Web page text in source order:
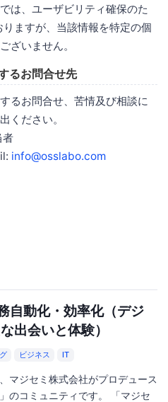
は、ユーザビリティ確保のた
ますが、当該情報を特定の個
ざいません。
るお問合せ先
るお問合せ、苦情及び相談に
ください。
者
info@osslabo.com
自動化・効率化（デジ
出会いと体験）
ビジネス IT
マジセミ株式会社がプロデュース
のコミュニティです。 「マジセ